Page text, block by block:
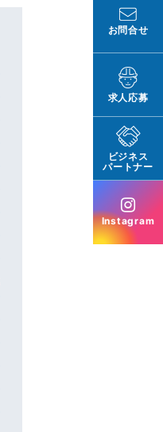
お問合せ
求人応募
ビジネス
パートナー
Instagram